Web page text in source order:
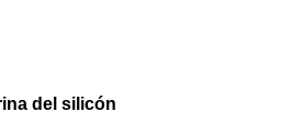
del silicón